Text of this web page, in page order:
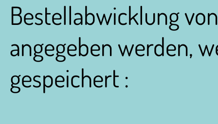
Bestellabwicklung
angegeben werden,
gespeichert :